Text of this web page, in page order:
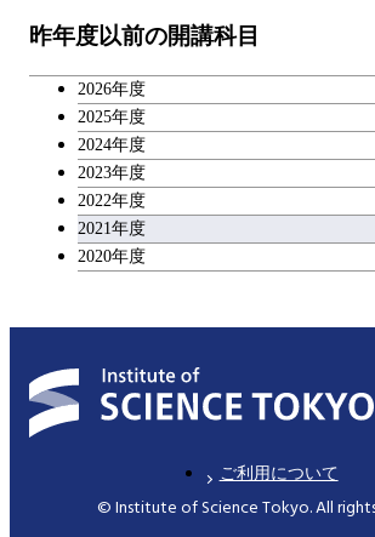
広域教養科目
昨年度以前の開講科目
2026年度
2025年度
2024年度
2023年度
2022年度
2021年度
2020年度
ご利用について
© Institute of Science Tokyo. All